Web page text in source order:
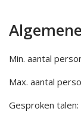
Min. aantal
Max. aantal
Gesproken